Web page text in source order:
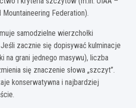
Mountaineering Federation).
samodzielne wierzchołki
zacznie się dopisywać kulminacje
na grani jednego masywu), liczba
się znaczenie słowa „szczyt”.
konserwatywna i najbardziej